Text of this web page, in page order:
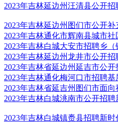
2023年吉林延边州汪清县公开
2023年吉林延边州图们市公开
2023年吉林通化市辉南县城市
2023年吉林白城大安市招聘乡
2023年吉林延边州龙井市公开
2023年吉林省延边州延吉市公
2023年吉林通化梅河口市招聘基
2023年吉林省延吉州图们市面
2023年吉林白城洮南市公开招
2023年吉林白城镇赉县招聘新